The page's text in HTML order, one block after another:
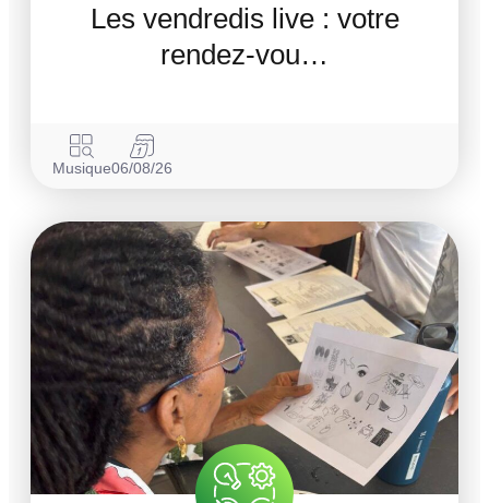
Les vendredis live : votre
rendez-vou…
Musique06/08/26